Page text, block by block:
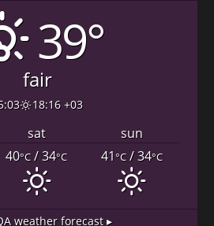
39°
fair
18:16 +03
sat
sun
40°C/ 34°C 41°C/ 34°C
weather forecast ▸